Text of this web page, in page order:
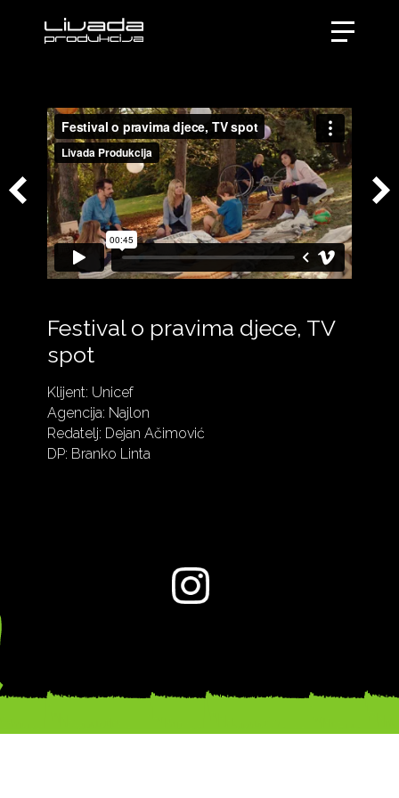
Festival o pravima djece, TV
spot
Klijent: Unicef
Agencija: Najlon
Redatelj: Dejan Ačimović
DP: Branko Linta